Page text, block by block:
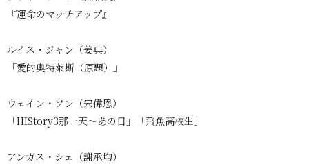
『運命のマッチアップ』
ルイス・ジャン（姜典）
「愛的奧特萊斯（原題）」
ウェイン・ソン（宋偉恩）
「HIStory3那一天～あの日」「飛魚高校生」
アンガス・シェ（謝承均）